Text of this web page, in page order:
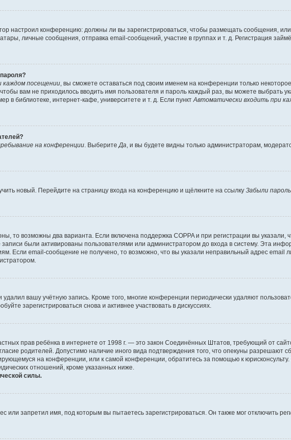
настроил конференцию: должны ли вы зарегистрироваться, чтобы размещать сообщения,
личные сообщения, отправка email-сообщений, участие в группах и т. д. Регистрация
каждом посещении , вы сможете оставаться под своим именем на конференции только
вам не приходилось вводить имя пользователя и пароль каждый раз, вы можете выбрать
в библиотеке, интернет-кафе, университете и т. д. Если пункт Автоматически входить при
на конференции . Выберите Да , и вы будете видны только администраторам,
новый. Перейдите на страницу входа на конференцию и щёлкните на ссылку Забыли
то возможны два варианта. Если включена поддержка COPPA и при регистрации вы указали,
были активированы пользователями или администратором до входа в систему. Эта
Если email-сообщение не получено, то возможно, что вы указали неправильный адрес email
вашу учётную запись. Кроме того, многие конференции периодически удаляют
зарегистрироваться снова и активнее участвовать в дискуссиях.
прав ребёнка в интернете от 1998 г. — это закон Соединённых Штатов, требующий от
родителей. Допустимо наличие иного вида подтверждения того, что опекуны
на конференции, или к самой конференции, обратитесь за помощью к
отношений, кроме указанных ниже.
силы.
запретил имя, под которым вы пытаетесь зарегистрироваться. Он также мог отключить